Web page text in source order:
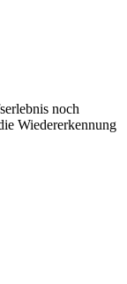
noch
Wiedererkennung